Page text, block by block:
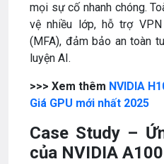
mọi sự cố nhanh chóng.
vệ nhiều lớp, hỗ trợ
(MFA), đảm bảo an toàn
luyện AI.
>>> Xem thêm NVIDIA
Giá GPU mới nhất 2025
Case Study –
của NVIDIA